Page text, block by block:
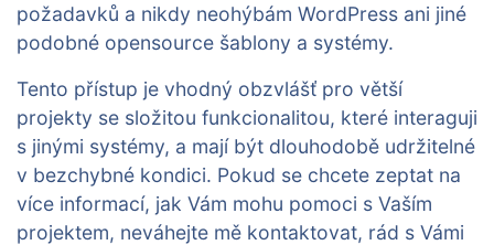
požadavků a nikdy neohýbám WordPress ani jiné
podobné opensource šablony a systémy.
Tento přístup je vhodný obzvlášť pro větší
projekty se složitou funkcionalitou, které interaguji
s jinými systémy, a mají být dlouhodobě udržitelné
v bezchybné kondici. Pokud se chcete zeptat na
více informací, jak Vám mohu pomoci s Vaším
projektem, neváhejte mě kontaktovat, rád s Vámi